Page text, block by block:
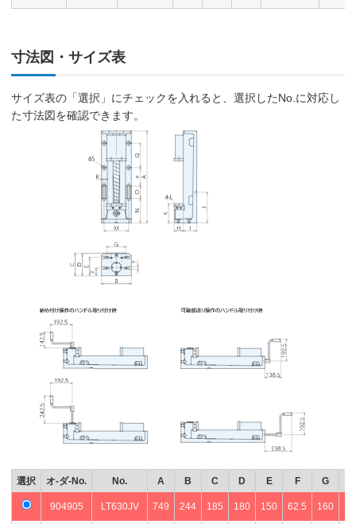
寸法図・サイズ表
サイズ表の「選択」にチェックを入れると、選択したNo.に対応し
た寸法図を確認できます。
選択 オ-ダ-No. No. A B C D E F G
904905 LT630JV 749 244 185 180 150 62.5 160 75